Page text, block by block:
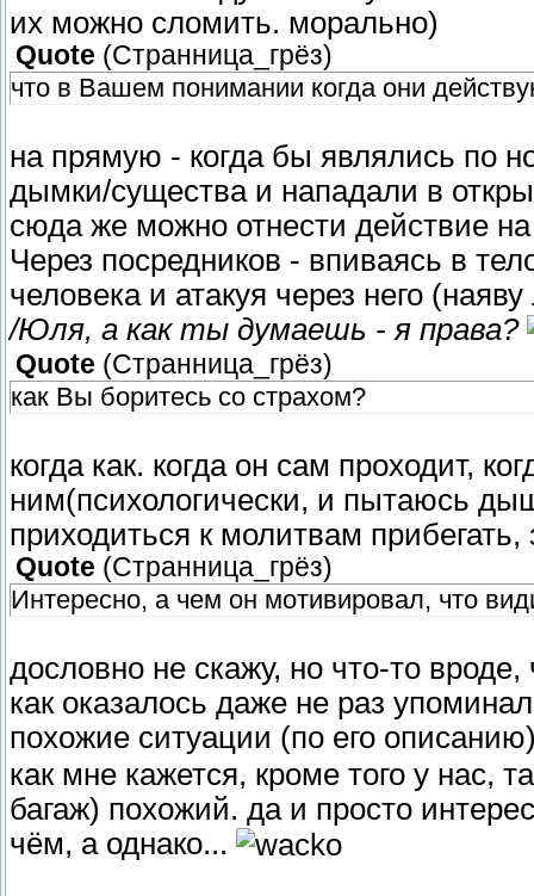
их можно сломить. морально)
Quote (Странница_грёз)
что в Вашем понимании когда они
на прямую - когда бы являлись по
дымки/существа и нападали в
сюда же можно отнести действие
Через посредников - впиваясь в
человека и атакуя через него
/Юля, а как ты думаешь - я права?
Quote (Странница_грёз)
как Вы боритесь со страхом?
когда как. когда он сам проходит,
ним(психологически, и пытаюсь
приходиться к молитвам
Quote (Странница_грёз)
Интересно, а чем он мотивировал, что
дословно не скажу, но что-то
как оказалось даже не раз
похожие ситуации (по его
как мне кажется, кроме того у нас,
багаж) похожий. да и просто
чём, а однако...